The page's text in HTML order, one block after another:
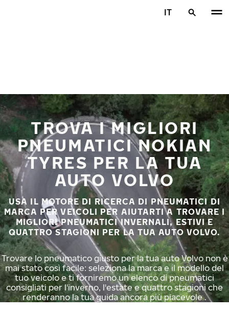
IT
TROVA I MIGLIORI
PNEUMATICI NOKIAN
TYRES PER LA TUA
AUTO VOLVO
USA IL MOTORE DI RICERCA DI PNEUMATICI DI
MARCA PER VEICOLI PER AIUTARTI A TROVARE I
MIGLIORI PNEUMATICI INVERNALI, ESTIVI E
QUATTRO STAGIONI PER LA TUA AUTO VOLVO.
Trovare lo pneumatico giusto per la tua auto Volvo non è
mai stato così facile: seleziona la marca e il modello del
tuo veicolo e ti forniremo un elenco di pneumatici
consigliati per l'inverno, l'estate e quattro stagioni che
renderanno la tua guida ancora più piacevole .